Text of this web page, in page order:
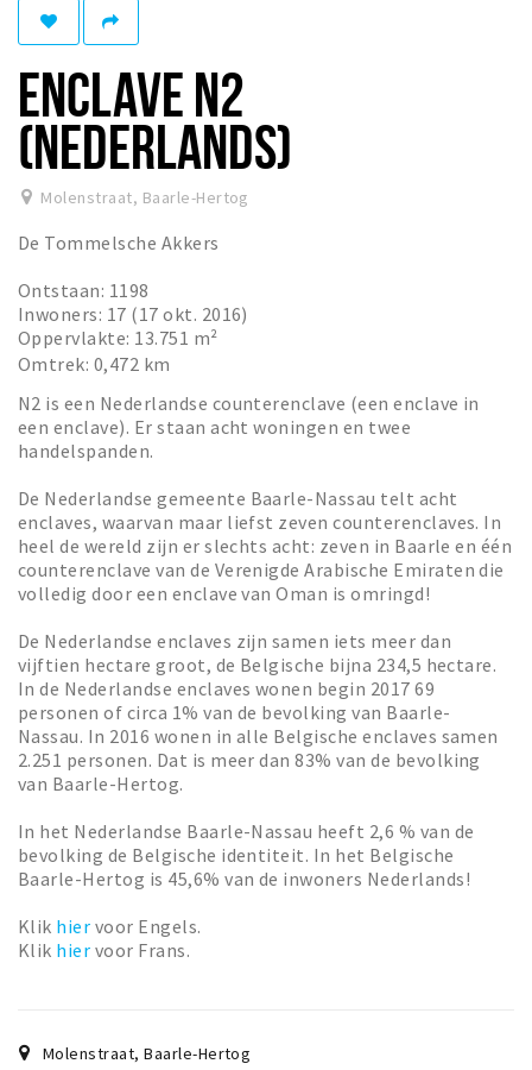
Eten
Slapen
Recreatief
Winkels
Winkelgebieden
Bezienswaardigheden
Enclaves
Musea, theaters & podia
Uitjes & activiteiten
Fietsroutes
Wandelroutes
Natuurgebieden
De Grensvallei
Partner worden
Inloggen
ENCLAVE N2
(NEDERLANDS)
Molenstraat, Baarle-Hertog
De Tommelsche Akkers
Ontstaan: 1198
Inwoners: 17 (17 okt. 2016)
Oppervlakte: 13.751 m²
Omtrek: 0,472 km
N2 is een Nederlandse counterenclave (een enclave in
een enclave). Er staan acht woningen en twee
handelspanden.
De Nederlandse gemeente Baarle-Nassau telt acht
enclaves, waarvan maar liefst zeven counterenclaves. In
heel de wereld zijn er slechts acht: zeven in Baarle en één
counterenclave van de Verenigde Arabische Emiraten die
volledig door een enclave van Oman is omringd!
De Nederlandse enclaves zijn samen iets meer dan
vijftien hectare groot, de Belgische bijna 234,5 hectare.
In de Nederlandse enclaves wonen begin 2017 69
personen of circa 1% van de bevolking van Baarle-
Nassau. In 2016 wonen in alle Belgische enclaves samen
2.251 personen. Dat is meer dan 83% van de bevolking
van Baarle-Hertog.
In het Nederlandse Baarle-Nassau heeft 2,6 % van de
bevolking de Belgische identiteit. In het Belgische
Baarle-Hertog is 45,6% van de inwoners Nederlands!
Klik hier voor Engels.
Klik hier voor Frans.
Molenstraat,Baarle-Hertog